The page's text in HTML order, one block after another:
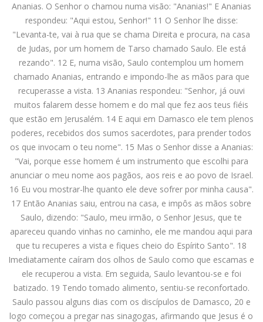
Ananias. O Senhor o chamou numa visão: "Ananias!" E Ananias
respondeu: "Aqui estou, Senhor!" 11 O Senhor lhe disse:
"Levanta-te, vai à rua que se chama Direita e procura, na casa
de Judas, por um homem de Tarso chamado Saulo. Ele está
rezando". 12 E, numa visão, Saulo contemplou um homem
chamado Ananias, entrando e impondo-lhe as mãos para que
recuperasse a vista. 13 Ananias respondeu: "Senhor, já ouvi
muitos falarem desse homem e do mal que fez aos teus fiéis
que estão em Jerusalém. 14 E aqui em Damasco ele tem plenos
poderes, recebidos dos sumos sacerdotes, para prender todos
os que invocam o teu nome". 15 Mas o Senhor disse a Ananias:
"Vai, porque esse homem é um instrumento que escolhi para
anunciar o meu nome aos pagãos, aos reis e ao povo de Israel.
16 Eu vou mostrar-lhe quanto ele deve sofrer por minha causa".
17 Então Ananias saiu, entrou na casa, e impôs as mãos sobre
Saulo, dizendo: "Saulo, meu irmão, o Senhor Jesus, que te
apareceu quando vinhas no caminho, ele me mandou aqui para
que tu recuperes a vista e fiques cheio do Espírito Santo". 18
Imediatamente caíram dos olhos de Saulo como que escamas e
ele recuperou a vista. Em seguida, Saulo levantou-se e foi
batizado. 19 Tendo tomado alimento, sentiu-se reconfortado.
Saulo passou alguns dias com os discípulos de Damasco, 20 e
logo começou a pregar nas sinagogas, afirmando que Jesus é o